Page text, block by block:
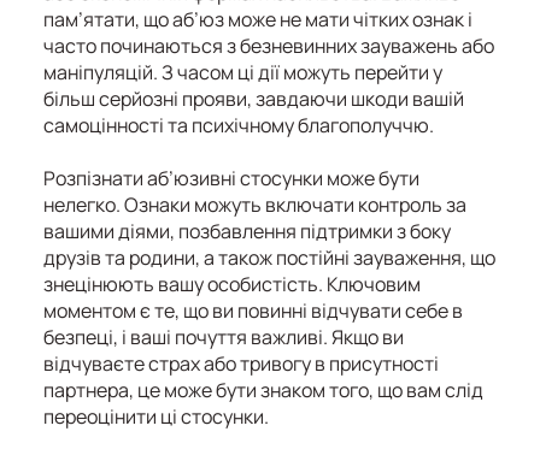
пам’ятати, що аб’юз може не мати чітких ознак і
часто починаються з безневинних зауважень або
маніпуляцій. З часом ці дії можуть перейти у
більш серйозні прояви, завдаючи шкоди вашій
самоцінності та психічному благополуччю.
Розпізнати аб’юзивні стосунки може бути
нелегко. Ознаки можуть включати контроль за
вашими діями, позбавлення підтримки з боку
друзів та родини, а також постійні зауваження, що
знецінюють вашу особистість. Ключовим
моментом є те, що ви повинні відчувати себе в
безпеці, і ваші почуття важливі. Якщо ви
відчуваєте страх або тривогу в присутності
партнера, це може бути знаком того, що вам слід
переоцінити ці стосунки.